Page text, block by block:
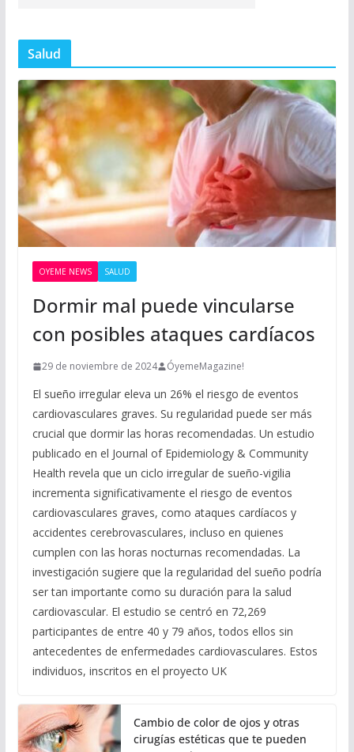
Salud
OYEME NEWS SALUD
Dormir mal puede vincularse
con posibles ataques cardíacos
29 de noviembre de 2024 ÓyemeMagazine!
El sueño irregular eleva un 26% el riesgo de eventos
cardiovasculares graves. Su regularidad puede ser más
crucial que dormir las horas recomendadas. Un estudio
publicado en el Journal of Epidemiology & Community
Health revela que un ciclo irregular de sueño-vigilia
incrementa significativamente el riesgo de eventos
cardiovasculares graves, como ataques cardíacos y
accidentes cerebrovasculares, incluso en quienes
cumplen con las horas nocturnas recomendadas. La
investigación sugiere que la regularidad del sueño podría
ser tan importante como su duración para la salud
cardiovascular. El estudio se centró en 72,269
participantes de entre 40 y 79 años, todos ellos sin
antecedentes de enfermedades cardiovasculares. Estos
individuos, inscritos en el proyecto UK
Cambio de color de ojos y otras
cirugías estéticas que te pueden